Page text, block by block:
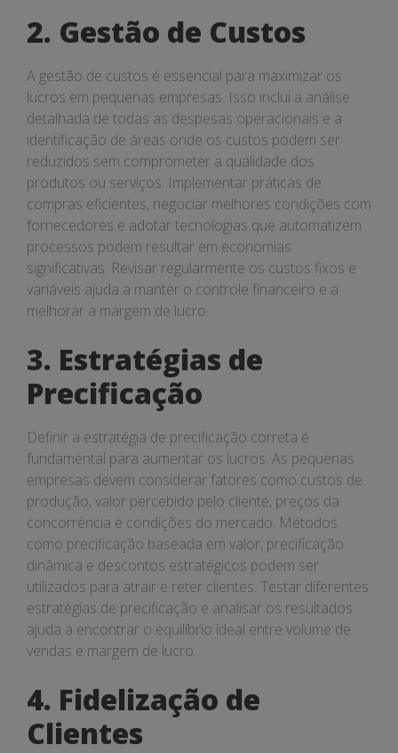
2. Gestão de Custos
A gestão de custos é essencial para maximizar os
lucros em pequenas empresas. Isso inclui a análise
detalhada de todas as despesas operacionais e a
identificação de áreas onde os custos podem ser
reduzidos sem comprometer a qualidade dos
produtos ou serviços. Implementar práticas de
compras eficientes, negociar melhores condições com
fornecedores e adotar tecnologias que automatizem
processos podem resultar em economias
significativas. Revisar regularmente os custos fixos e
variáveis ajuda a manter o controle financeiro e a
melhorar a margem de lucro.
3. Estratégias de
Precificação
Definir a estratégia de precificação correta é
fundamental para aumentar os lucros. As pequenas
empresas devem considerar fatores como custos de
produção, valor percebido pelo cliente, preços da
concorrência e condições do mercado. Métodos
como precificação baseada em valor, precificação
dinâmica e descontos estratégicos podem ser
utilizados para atrair e reter clientes. Testar diferentes
estratégias de precificação e analisar os resultados
ajuda a encontrar o equilíbrio ideal entre volume de
vendas e margem de lucro.
4. Fidelização de
Clientes